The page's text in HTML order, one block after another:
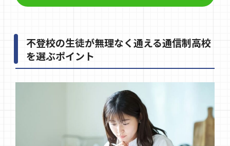
不登校の生徒が無理なく通える通信制高校
を選ぶポイント